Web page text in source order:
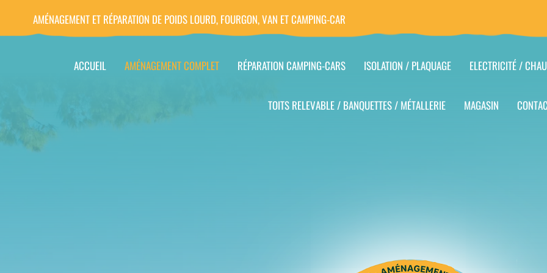
AMÉNAGEMENT ET RÉPARATION DE POIDS LOURD, FOURGON, VAN ET CAMPING-CAR
ACCUEIL AMÉNAGEMENT COMPLET RÉPARATION CAMPING-CARS ISOLATION / PLAQUAGE ELECTRICITÉ /
TOITS RELEVABLE / BANQUETTES / MÉTALLERIE MAGASIN